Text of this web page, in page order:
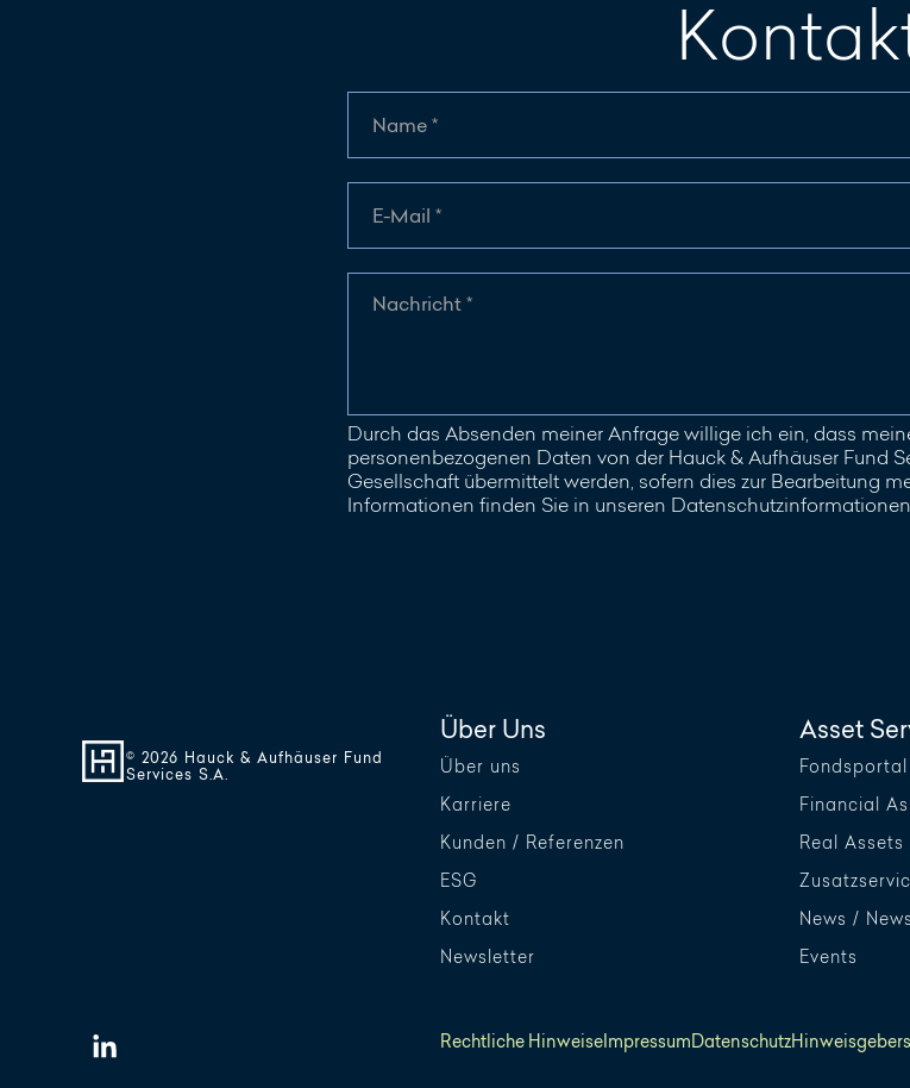
Durch das Absenden meiner Anfrage willige ich ein, dass
personenbezogenen Daten von der Hauck & Aufhäuser Fund
Gesellschaft übermittelt werden, sofern dies zur Bearbeitung
Informationen finden Sie in unseren
© 2026 Hauck & Aufhäuser Fund
Services S.A.
Über Uns
Über uns
Karriere
Kunden / Referenzen
ESG
Kontakt
Newsletter
Asset
Fondsportal
Financial
Real Assets
News /
Events
Rechtliche HinweiseImpressumDatenschutz